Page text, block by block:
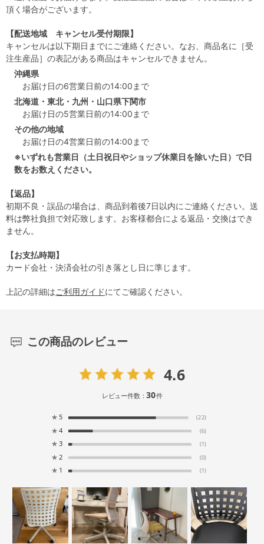
頂く場合がございます。
【配送地域 キャンセル受付期限】
キャンセルは以下期日までにご連絡ください。なお、商品名に［受
注生産品］の表記がある商品はキャンセルできません。
沖縄県
お届け日の6営業日前の14:00まで
北海道・東北・九州・山口県下関市
お届け日の5営業日前の14:00まで
その他の地域
お届け日の4営業日前の14:00まで
※いずれも営業日（土日祝日やショップ休業日を除いた日）で日
数をお数えください。
【返品】
初期不良・誤品の場合は、商品到着後7日以内にご連絡ください。送
料は弊社負担で対応致します。お客様都合による返品・交換はでき
ません。
【お支払時期】
カード会社・決済会社の引き落とし日に準じます。
上記の詳細はご利用ガイドにてご確認ください。
この商品のレビュー
4.6
レビュー件数：30件
★ 5 (22)
★ 4 (6)
★ 3 (1)
★ 2 (0)
★ 1 (1)